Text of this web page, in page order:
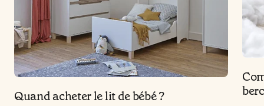
Quand acheter le lit de bébé ?